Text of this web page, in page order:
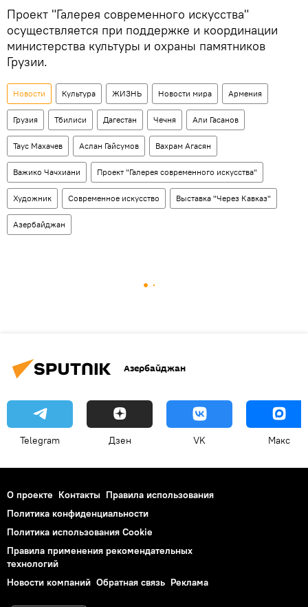
Проект "Галерея современного искусства"
осуществляется при поддержке и координации
министерства культуры и охраны памятников
Грузии.
Новости Культура ЖИЗНЬ Новости мира Армения
Грузия Тбилиси Дагестан Чечня Али Гасанов
Таус Махачев Аслан Гайсумов Вахрам Агасян
Важико Чачхиани Проект "Галерея современного искусства"
Художник Современное искусство Выставка "Через Кавказ"
Азербайджан
Азербайджан
Telegram Дзен VK Макс
О проекте Контакты Правила использования
Политика конфиденциальности
Политика использования Cookie
Правила применения рекомендательных
технологий
Новости компаний Обратная связь Реклама